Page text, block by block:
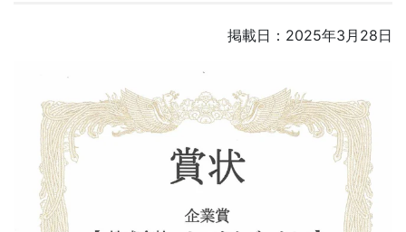
掲載日：2025年3月28日